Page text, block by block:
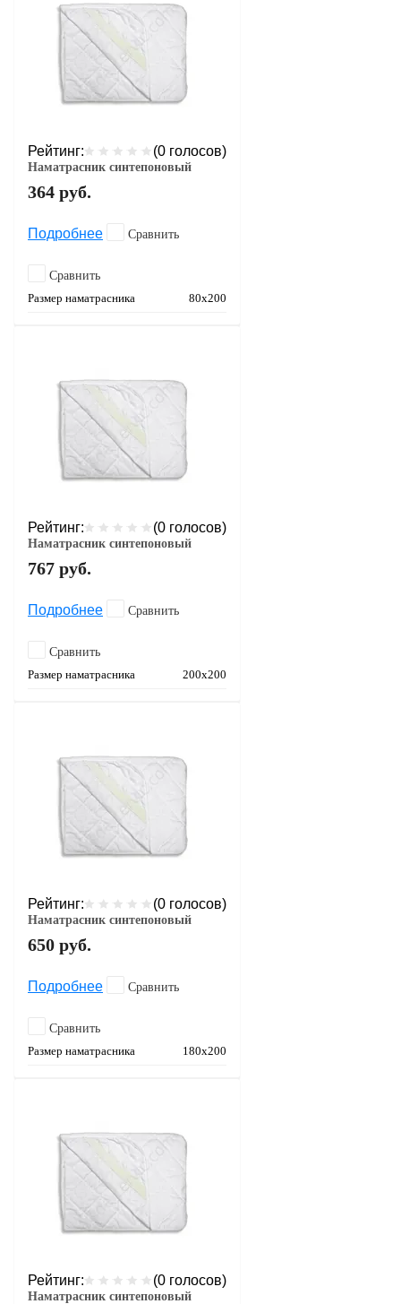
Рейтинг: (0 голосов)
Наматрасник синтепоновый
364 руб.
Подробнее Сравнить
Сравнить
Размер наматрасника
80х200
Рейтинг: (0 голосов)
Наматрасник синтепоновый
767 руб.
Подробнее Сравнить
Сравнить
Размер наматрасника
200х200
Рейтинг: (0 голосов)
Наматрасник синтепоновый
650 руб.
Подробнее Сравнить
Сравнить
Размер наматрасника
180х200
Рейтинг: (0 голосов)
Наматрасник синтепоновый